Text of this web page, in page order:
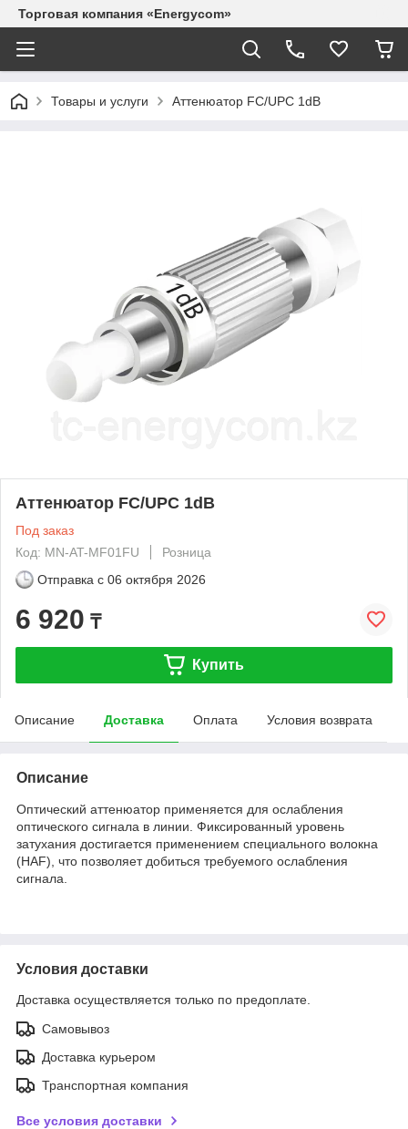
Торговая компания «Energycom»
Товары и услуги Аттенюатор FC/UPC 1dB
Аттенюатор FC/UPC 1dB
Под заказ
Код: MN-AT-MF01FU
Розница
Отправка с 06 октября 2026
6 920 ₸
Купить
Описание Доставка Оплата Условия возврата
Описание
Оптический аттенюатор применяется для ослабления
оптического сигнала в линии. Фиксированный уровень
затухания достигается применением специального волокна
(HAF), что позволяет добиться требуемого ослабления
сигнала.
Условия доставки
Доставка осуществляется только по предоплате.
Самовывоз
Доставка курьером
Транспортная компания
Все условия доставки